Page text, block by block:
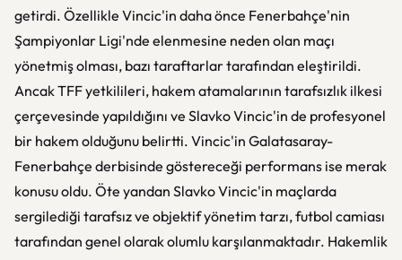
getirdi. Özellikle Vincic'in daha önce Fenerbahçe'nin
Şampiyonlar Ligi'nde elenmesine neden olan maçı
yönetmiş olması, bazı taraftarlar tarafından eleştirildi.
Ancak TFF yetkilileri, hakem atamalarının tarafsızlık ilkesi
çerçevesinde yapıldığını ve Slavko Vincic'in de profesyonel
bir hakem olduğunu belirtti. Vincic'in Galatasaray-
Fenerbahçe derbisinde göstereceği performans ise merak
konusu oldu. Öte yandan Slavko Vincic'in maçlarda
sergilediği tarafsız ve objektif yönetim tarzı, futbol camiası
tarafından genel olarak olumlu karşılanmaktadır. Hakemlik